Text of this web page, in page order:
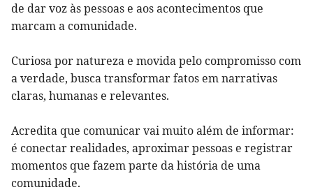
de dar voz às pessoas e aos acontecimentos que
marcam a comunidade.
Curiosa por natureza e movida pelo compromisso com
a verdade, busca transformar fatos em narrativas
claras, humanas e relevantes.
Acredita que comunicar vai muito além de informar:
é conectar realidades, aproximar pessoas e registrar
momentos que fazem parte da história de uma
comunidade.